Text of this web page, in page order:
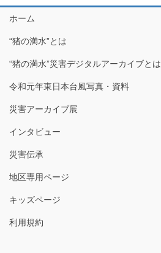
ホーム
“猪の満水”とは
“猪の満水”災害デジタルアーカイブとは
令和元年東日本台風写真・資料
災害アーカイブ展
インタビュー
災害伝承
地区専用ページ
キッズページ
利用規約